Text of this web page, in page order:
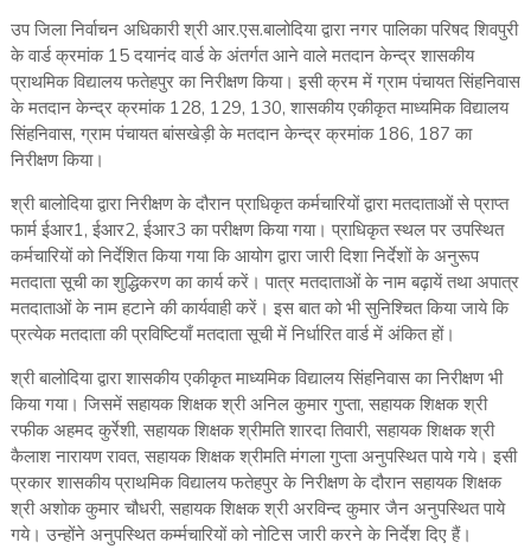
उप जिला निर्वाचन अधिकारी श्री आर.एस.बालोदिया द्वारा नगर पालिका परिषद शिवपुरी
के वार्ड क्रमांक 15 दयानंद वार्ड के अंतर्गत आने वाले मतदान केन्द्र शासकीय
प्राथमिक विद्यालय फतेहपुर का निरीक्षण किया। इसी क्रम में ग्राम पंचायत सिंहनिवास
के मतदान केन्द्र क्रमांक 128, 129, 130, शासकीय एकीकृत माध्यमिक विद्यालय
सिंहनिवास, ग्राम पंचायत बांसखेड़ी के मतदान केन्द्र क्रमांक 186, 187 का
निरीक्षण किया।
श्री बालोदिया द्वारा निरीक्षण के दौरान प्राधिकृत कर्मचारियों द्वारा मतदाताओं से प्राप्त
फार्म ईआर1, ईआर2, ईआर3 का परीक्षण किया गया। प्राधिकृत स्थल पर उपस्थित
कर्मचारियों को निर्देशित किया गया कि आयोग द्वारा जारी दिशा निर्देशों के अनुरूप
मतदाता सूची का शुद्धिकरण का कार्य करें। पात्र मतदाताओं के नाम बढ़ायें तथा अपात्र
मतदाताओं के नाम हटाने की कार्यवाही करें। इस बात को भी सुनिश्चित किया जाये कि
प्रत्येक मतदाता की प्रविष्टियाँ मतदाता सूची में निर्धारित वार्ड में अंकित हों।
श्री बालोदिया द्वारा शासकीय एकीकृत माध्यमिक विद्यालय सिंहनिवास का निरीक्षण भी
किया गया। जिसमें सहायक शिक्षक श्री अनिल कुमार गुप्ता, सहायक शिक्षक श्री
रफीक अहमद कुर्रेशी, सहायक शिक्षक श्रीमति शारदा तिवारी, सहायक शिक्षक श्री
कैलाश नारायण रावत, सहायक शिक्षक श्रीमति मंगला गुप्ता अनुपस्थित पाये गये। इसी
प्रकार शासकीय प्राथमिक विद्यालय फतेहपुर के निरीक्षण के दौरान सहायक शिक्षक
श्री अशोक कुमार चौधरी, सहायक शिक्षक श्री अरविन्द कुमार जैन अनुपस्थित पाये
गये। उन्होंने अनुपस्थित कर्म्मचारियों को नोटिस जारी करने के निर्देश दिए हैं।